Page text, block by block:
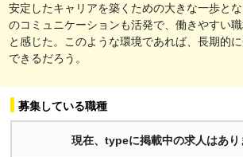
安定したキャリアを築くための大きな一歩と
のコミュニケーションも活発で、働きやすい
と感じた。このような環境であれば、長期的
できるだろう。
募集している職種
現在、typeに掲載中の求人はあり